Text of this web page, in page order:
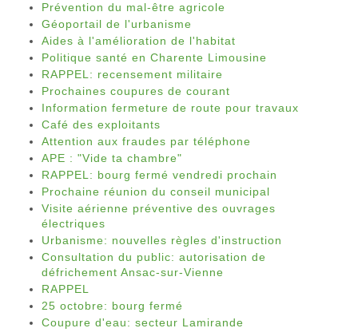
Prévention du mal-être agricole
Géoportail de l'urbanisme
Aides à l'amélioration de l'habitat
Politique santé en Charente Limousine
RAPPEL: recensement militaire
Prochaines coupures de courant
Information fermeture de route pour travaux
Café des exploitants
Attention aux fraudes par téléphone
APE : "Vide ta chambre"
RAPPEL: bourg fermé vendredi prochain
Prochaine réunion du conseil municipal
Visite aérienne préventive des ouvrages
électriques
Urbanisme: nouvelles règles d'instruction
Consultation du public: autorisation de
défrichement Ansac-sur-Vienne
RAPPEL
25 octobre: bourg fermé
Coupure d'eau: secteur Lamirande